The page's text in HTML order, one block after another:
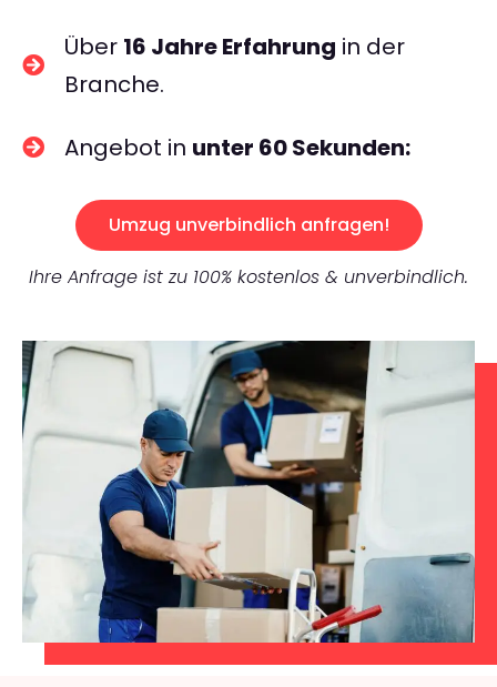
Über 16 Jahre Erfahrung in der
Branche.
Angebot in unter 60 Sekunden:
Umzug unverbindlich anfragen!
Ihre Anfrage ist zu 100% kostenlos & unverbindlich.